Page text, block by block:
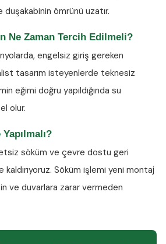
duşakabinin ömrünü uzatır.
Ne Zaman Tercih Edilmeli?
engelsiz giriş gereken
tasarım isteyenlerde teknesiz
eğimi doğru yapıldığında su
olur.
söküm ve çevre dostu geri
Söküm işlemi yeni montaj
ve duvarlara zarar vermeden